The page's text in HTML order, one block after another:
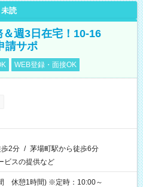
未読
週3日在宅！10-16
請サポ
WEB登録・面接OK
2分 / 茅場町駅から徒歩6分
ビスの提供など
休憩1時間) ※定時：10:00～